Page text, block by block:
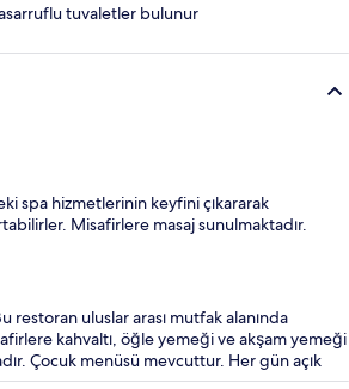
tuvaletler bulunur
spa hizmetlerinin keyfini çıkararak
Misafirlere masaj sunulmaktadır.
restoran uluslar arası mutfak alanında
kahvaltı, öğle yemeği ve akşam yemeği
Çocuk menüsü mevcuttur. Her gün açık